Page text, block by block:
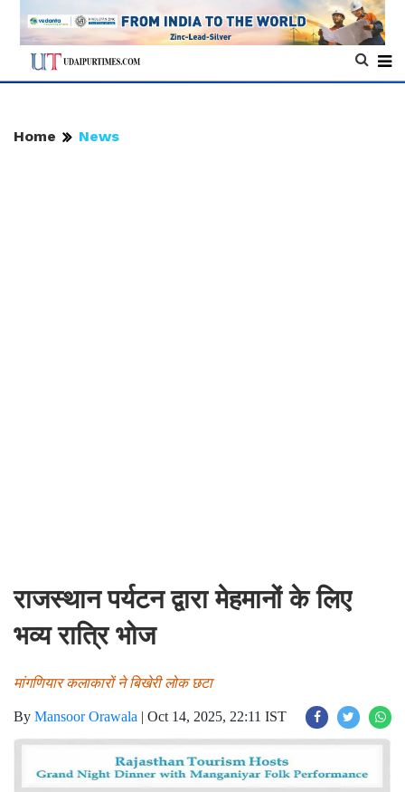
Home News
राजस्थान पर्यटन द्वारा मेहमानों के लिए
भव्य रात्रि भोज
मांगणियार कलाकारों ने बिखेरी लोक छटा
By Mansoor Orawala | Oct 14, 2025, 22:11 IST